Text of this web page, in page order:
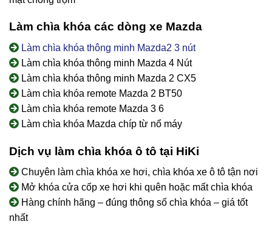
Làm chìa khóa các dòng xe Mazda
Làm chìa khóa thông minh Mazda2 3 nút
Làm chìa khóa thông minh Mazda 4 Nút
Làm chìa khóa thông minh Mazda 2 CX5
Làm chìa khóa remote Mazda 2 BT50
Làm chìa khóa remote Mazda 3 6
Làm chìa khóa Mazda chíp từ nổ máy
Dịch vụ làm chìa khóa ô tô tại HiKi
Chuyên làm chìa khóa xe hơi, chìa khóa xe ô tô tận nơi
Mở khóa cửa cốp xe hơi khi quên hoặc mất chìa khóa
Hàng chính hãng – đúng thông số chìa khóa – giá tốt
nhất